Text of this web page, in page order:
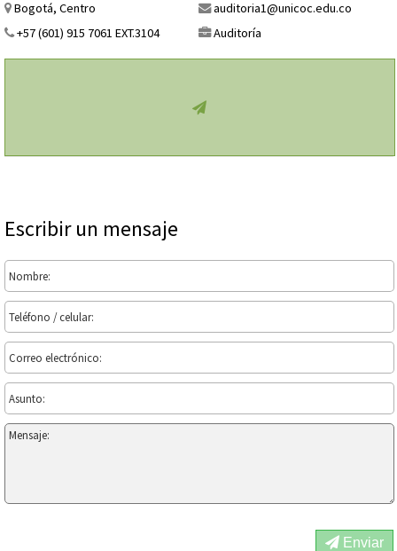
Bogotá, Centro
auditoria1@unicoc.edu.co
+57 (601) 915 7061 EXT.3104
Auditoría
Escribir un mensaje
Enviar